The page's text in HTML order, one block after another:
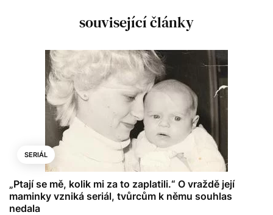
související články
SERIÁL
„Ptají se mě, kolik mi za to zaplatili.“ O vraždě její
maminky vzniká seriál, tvůrcům k němu souhlas
nedala